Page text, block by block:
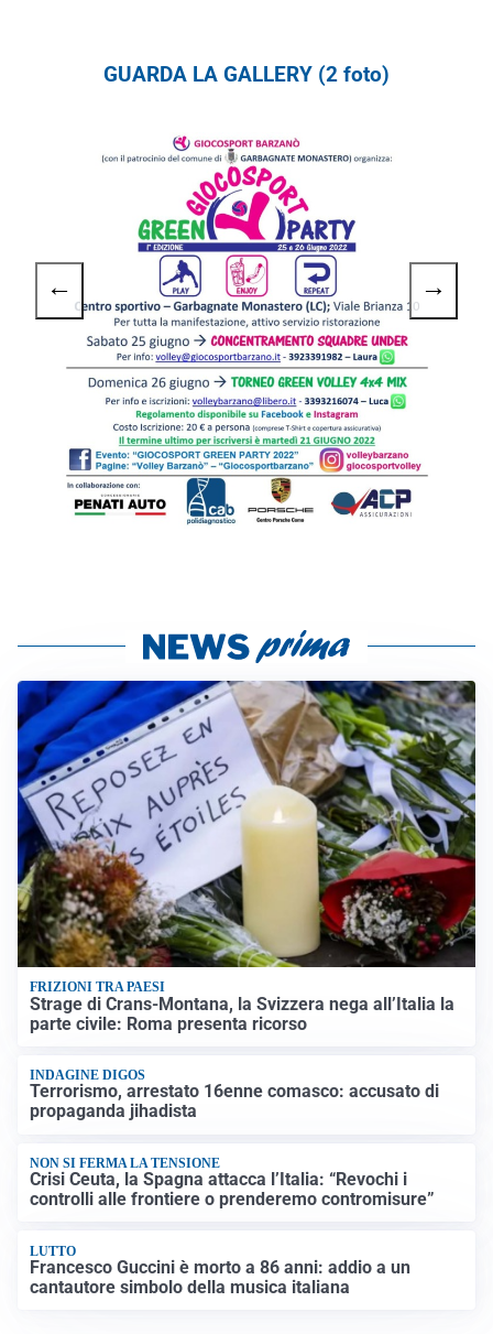
GUARDA LA GALLERY (2 foto)
← →
FRIZIONI TRA PAESI
Strage di Crans-Montana, la Svizzera nega all’Italia la
parte civile: Roma presenta ricorso
INDAGINE DIGOS
Terrorismo, arrestato 16enne comasco: accusato di
propaganda jihadista
NON SI FERMA LA TENSIONE
Crisi Ceuta, la Spagna attacca l’Italia: “Revochi i
controlli alle frontiere o prenderemo contromisure”
LUTTO
Francesco Guccini è morto a 86 anni: addio a un
cantautore simbolo della musica italiana